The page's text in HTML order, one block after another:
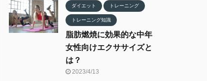
ダイエット トレーニング
トレーニング知識
脂肪燃焼に効果的な中年
女性向けエクササイズと
は？
2023/4/13